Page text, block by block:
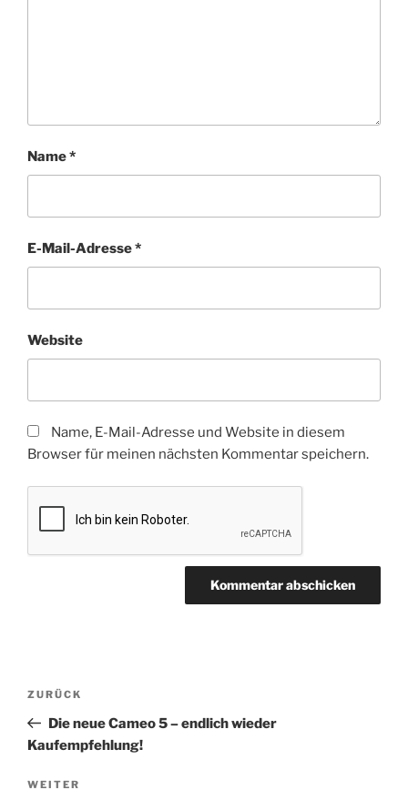
Name*
E-Mail-Adresse*
Website
Name, E-Mail-Adresse und Website in diesem
Browser für meinen nächsten Kommentar speichern.
Beitragsnavigation
Vorheriger
Beitrag
ZURÜCK
Die neue Cameo 5 – endlich wieder
Kaufempfehlung!
Nächster
WEITER